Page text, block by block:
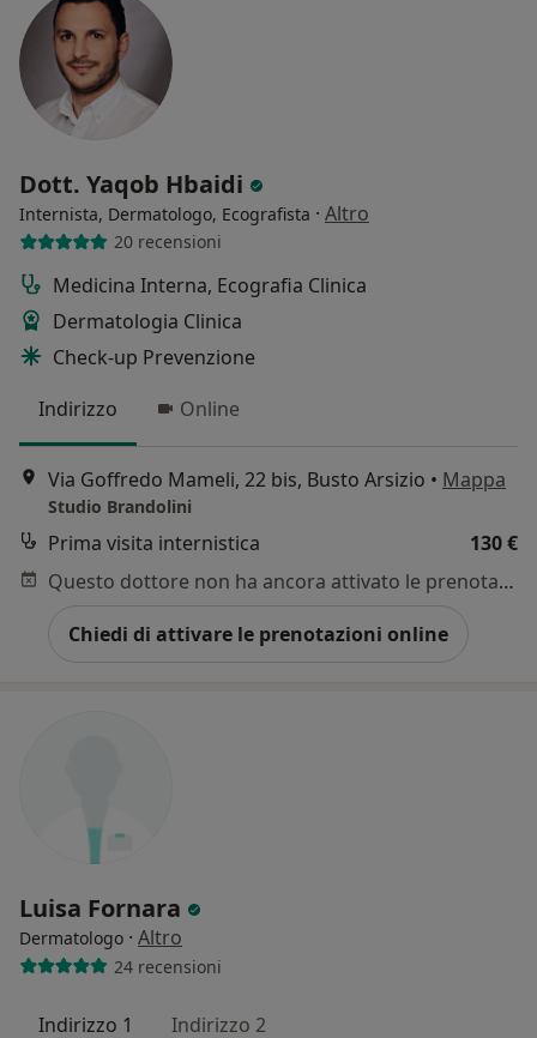
Dott. Yaqob Hbaidi
Internista, Dermatologo, Ecografista · Altro
20 recensioni
Medicina Interna, Ecografia Clinica
Dermatologia Clinica
Check-up Prevenzione
Indirizzo
Online
Via Goffredo Mameli, 22 bis, Busto Arsizio • Mappa
Studio Brandolini
Prima visita internistica
130 €
Questo dottore non ha ancora attivato le prenotazioni online presso questo indirizzo.
Chiedi di attivare le prenotazioni online
Luisa Fornara
Dermatologo · Altro
24 recensioni
Indirizzo 1 Indirizzo 2